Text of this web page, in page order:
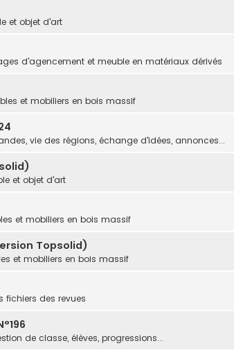
et objet d'art
d'agencement et meuble en matériaux dérivés
et mobiliers en bois massif
vie des régions, échange d'idées, annonces...
et objet d'art
et mobiliers en bois massif
Topsolid)
et mobiliers en bois massif
fichiers des revues
de classe, élèves, progressions...